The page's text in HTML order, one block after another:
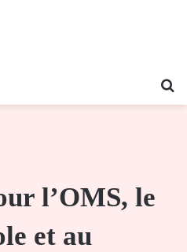
l’OMS, le
et au